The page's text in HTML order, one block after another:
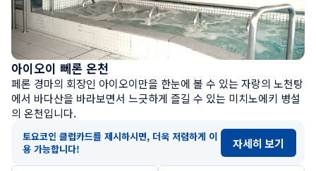
아이오이 뻬론 온천
페론 경마의 회장인 아이오이만을 한눈에 볼 수 있는 자랑의 노천탕
에서 바다산을 바라보면서 느긋하게 즐길 수 있는 미치노에키 병설
의 온천입니다.
토요코인 클럽카드를 제시하시면, 더욱 저렴하게 이
용 가능합니다!
자세히 보기